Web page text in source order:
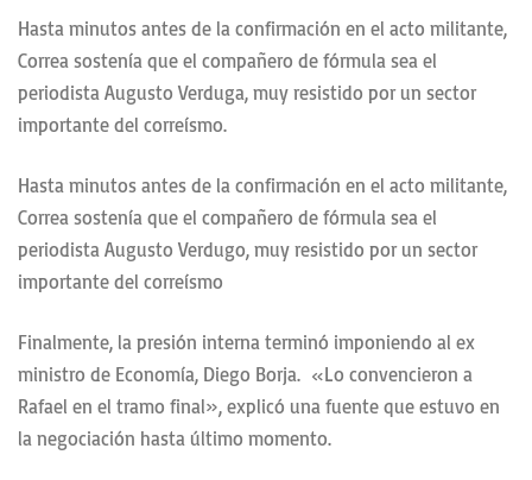
Hasta minutos antes de la confirmación en el acto militante,
Correa sostenía que el compañero de fórmula sea el
periodista Augusto Verduga, muy resistido por un sector
importante del correísmo.
Hasta minutos antes de la confirmación en el acto militante,
Correa sostenía que el compañero de fórmula sea el
periodista Augusto Verdugo, muy resistido por un sector
importante del correísmo
Finalmente, la presión interna terminó imponiendo al ex
ministro de Economía, Diego Borja. «Lo convencieron a
Rafael en el tramo final», explicó una fuente que estuvo en
la negociación hasta último momento.